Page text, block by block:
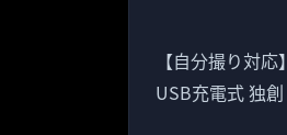
【自分撮り対
USB充電式 独